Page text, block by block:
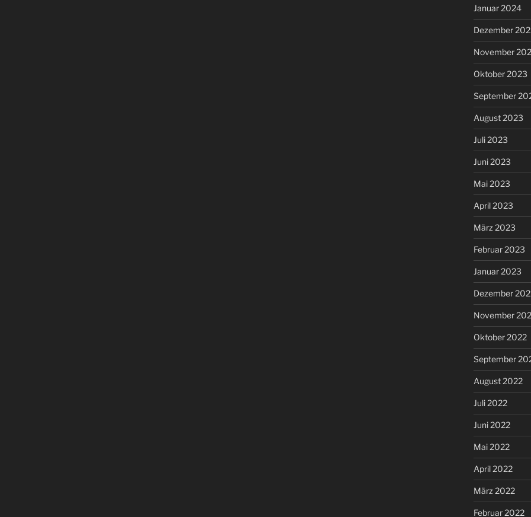
Januar 2024
Dezember
November
Oktober 2023
September
August 2023
Juli 2023
Juni 2023
Mai 2023
April 2023
März 2023
Februar 2023
Januar 2023
Dezember
November
Oktober 2022
September
August 2022
Juli 2022
Juni 2022
Mai 2022
April 2022
März 2022
Februar 2022